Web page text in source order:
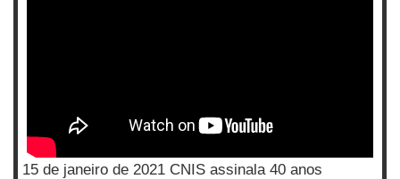
15 de janeiro de 2021 CNIS assinala 40 anos